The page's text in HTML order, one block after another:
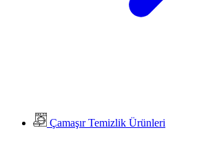
Çamaşır Temizlik Ürünleri